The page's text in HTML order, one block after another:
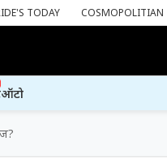
TODAY COSMOPOLITIAN
ऑटो